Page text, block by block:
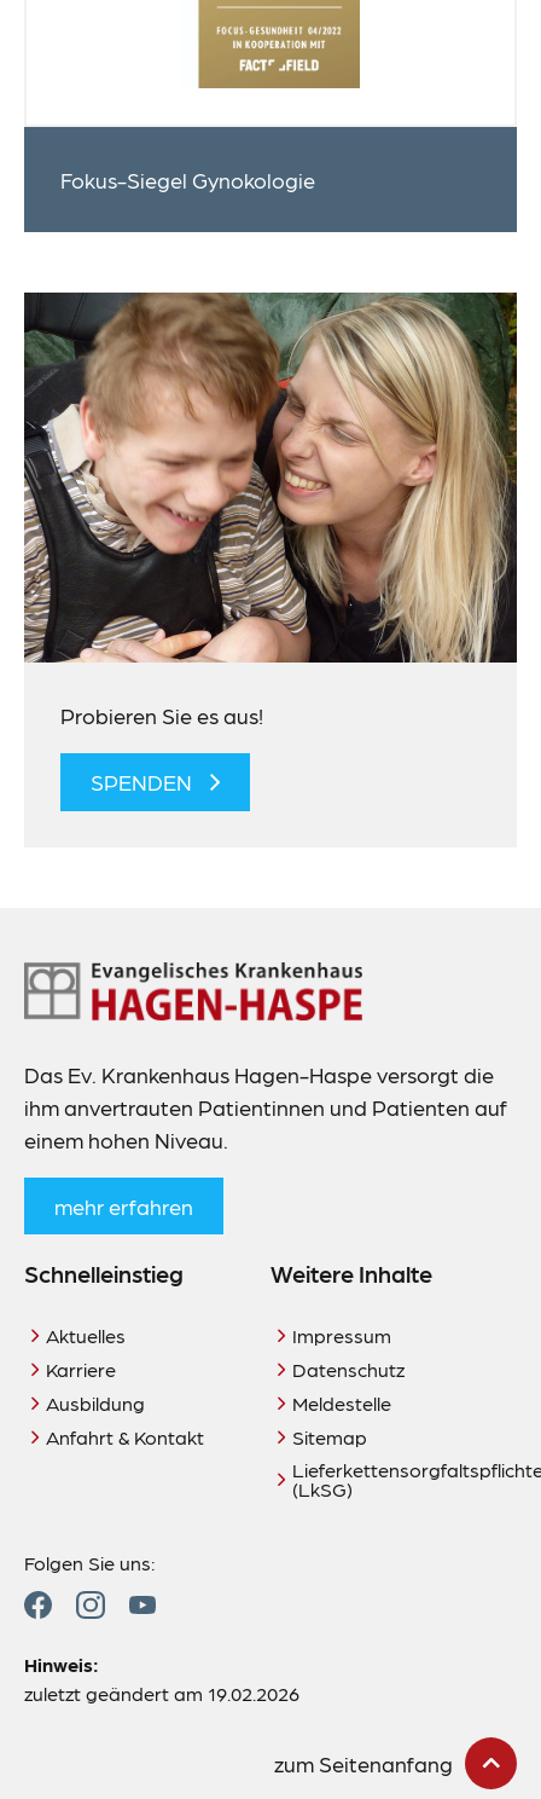
Fokus-Siegel Gynokologie
Probieren Sie es aus!
SPENDEN
Footer-
Navigation
Das Ev. Krankenhaus Hagen-Haspe versorgt die
ihm anvertrauten Patientinnen und Patienten auf
einem hohen Niveau.
mehr erfahren
Schnelleinstieg
Aktuelles
Karriere
Ausbildung
Anfahrt & Kontakt
Weitere Inhalte
Impressum
Datenschutz
Meldestelle
Sitemap
(LkSG)
Folgen Sie uns:
Hinweis:
zuletzt geändert am 19.02.2026
zum Seitenanfang